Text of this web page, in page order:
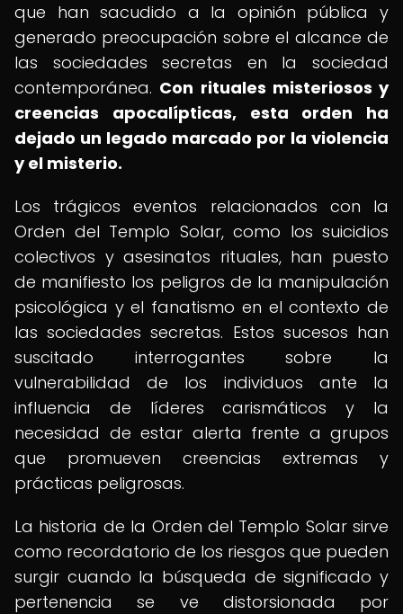
que han sacudido a la opinión pública y
generado preocupación sobre el alcance de
las sociedades secretas en la sociedad
contemporánea. Con rituales misteriosos y
creencias apocalípticas, esta orden ha
dejado un legado marcado por la violencia
y el misterio.
Los trágicos eventos relacionados con la
Orden del Templo Solar, como los suicidios
colectivos y asesinatos rituales, han puesto
de manifiesto los peligros de la manipulación
psicológica y el fanatismo en el contexto de
las sociedades secretas. Estos sucesos han
suscitado interrogantes sobre la
vulnerabilidad de los individuos ante la
influencia de líderes carismáticos y la
necesidad de estar alerta frente a grupos
que promueven creencias extremas y
prácticas peligrosas.
La historia de la Orden del Templo Solar sirve
como recordatorio de los riesgos que pueden
surgir cuando la búsqueda de significado y
pertenencia se ve distorsionada por